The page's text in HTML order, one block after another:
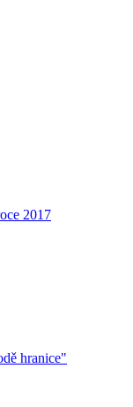
2017
hranice"